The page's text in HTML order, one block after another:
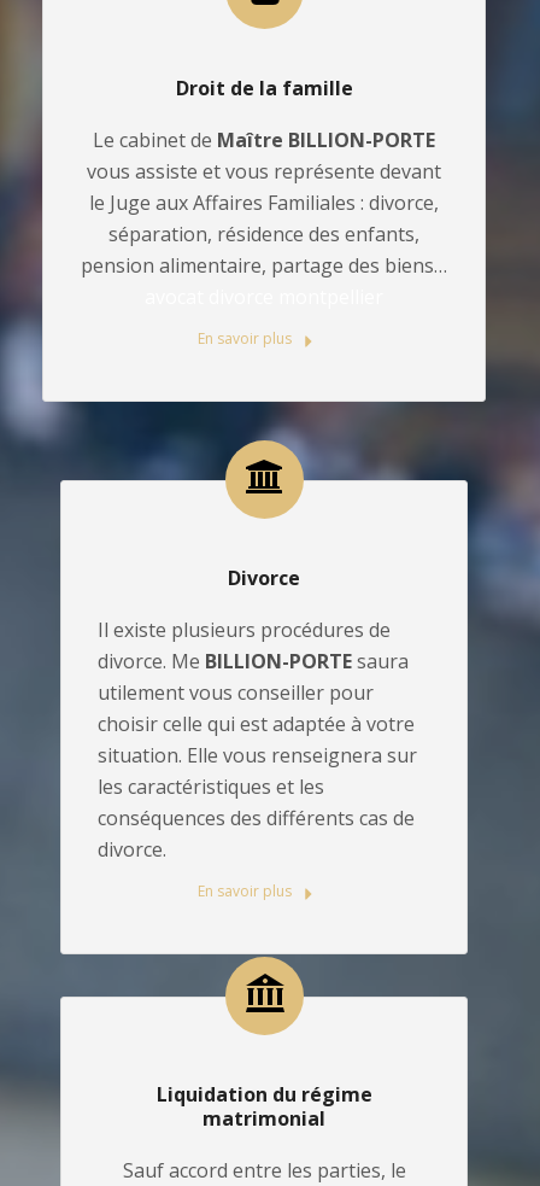
Droit de la famille
Le cabinet de Maître BILLION-PORTE
vous assiste et vous représente devant
le Juge aux Affaires Familiales : divorce,
séparation, résidence des enfants,
pension alimentaire, partage des biens…
En savoir plus
Divorce
Il existe plusieurs procédures de
divorce. Me BILLION-PORTEsaura
utilement vous conseiller pour
choisir celle qui est adaptée à votre
situation. Elle vous renseignera sur
les caractéristiques et les
conséquences des différents cas de
divorce.
En savoir plus
Liquidation du régime
matrimonial
Sauf accord entre les parties, le